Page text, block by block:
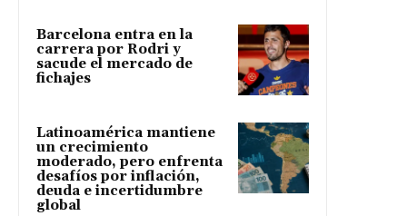
Barcelona entra en la
carrera por Rodri y
sacude el mercado de
fichajes
Latinoamérica mantiene
un crecimiento
moderado, pero enfrenta
desafíos por inflación,
deuda e incertidumbre
global